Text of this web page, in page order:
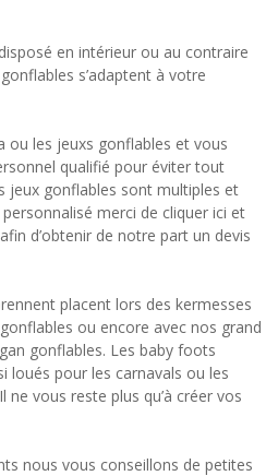
en intérieur ou au contraire
s’adaptent à votre
ou les jeuxs gonflables et vous
qualifié pour éviter tout
jeux gonflables sont multiples et
merci de cliquer ici et
d’obtenir de notre part un devis
placent lors des kermesses
ou encore avec nos grand
gonflables. Les baby foots
loués pour les carnavals ou les
ne vous reste plus qu’à créer vos
nous vous conseillons de petites